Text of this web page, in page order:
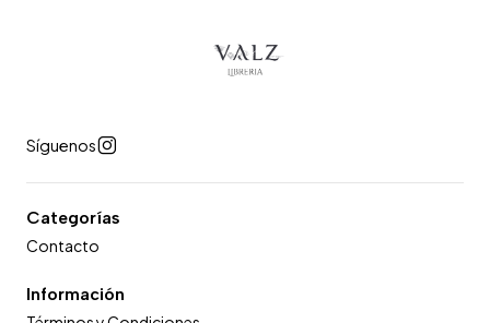
Síguenos
Categorías
Contacto
Información